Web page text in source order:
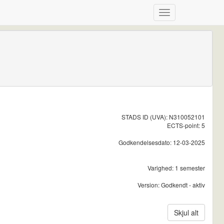
STADS ID (UVA): N310052101
ECTS-point: 5
Godkendelsesdato: 12-03-2025
Varighed: 1 semester
Version: Godkendt - aktiv
Skjul alt